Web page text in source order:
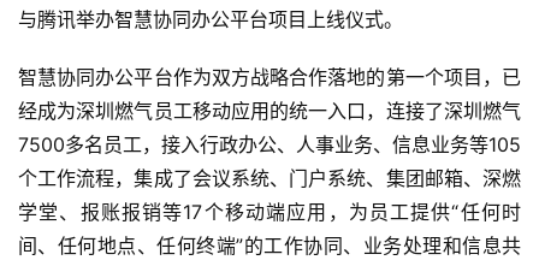
与腾讯举办智慧协同办公平台项目上线仪式。
智慧协同办公平台作为双方战略合作落地的第一个项目，已
经成为深圳燃气员工移动应用的统一入口，连接了深圳燃气
7500多名员工，接入行政办公、人事业务、信息业务等105
个工作流程，集成了会议系统、门户系统、集团邮箱、深燃
学堂、报账报销等17个移动端应用，为员工提供“任何时
间、任何地点、任何终端”的工作协同、业务处理和信息共